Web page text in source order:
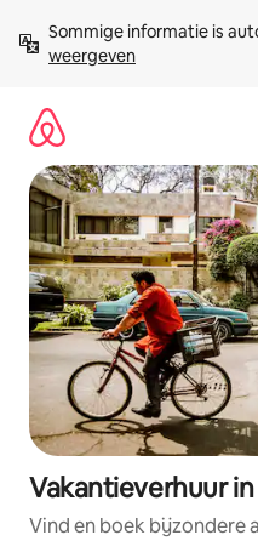
direct
naar
Sommige informatie is
weergeven
Vakantieverhuur
Vind en boek bijzondere